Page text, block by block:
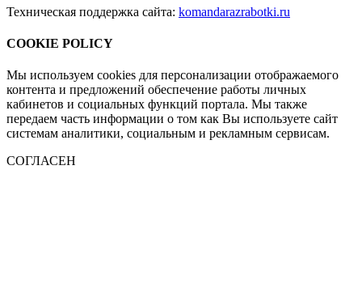
Техническая поддержка сайта: komandarazrabotki.ru
COOKIE POLICY
Мы используем cookies для персонализации отображаемого
контента и предложений обеспечение работы личных
кабинетов и социальных функций портала. Мы также
передаем часть информации о том как Вы используете сайт
системам аналитики, социальным и рекламным сервисам.
СОГЛАСЕН